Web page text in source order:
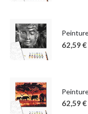
62,59 €
62,59 €